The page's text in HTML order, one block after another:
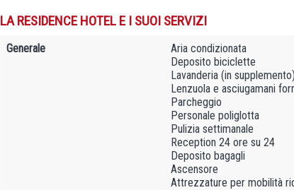
LA RESIDENCE HOTEL E I SUOI SERVIZI
Generale
Aria condizionata
Deposito biciclette
Lavanderia (in supplemento)
Lenzuola e asciugamani
Parcheggio
Personale poliglotta
Pulizia settimanale
Reception 24 ore su 24
Deposito bagagli
Ascensore
Attrezzature per mobilità